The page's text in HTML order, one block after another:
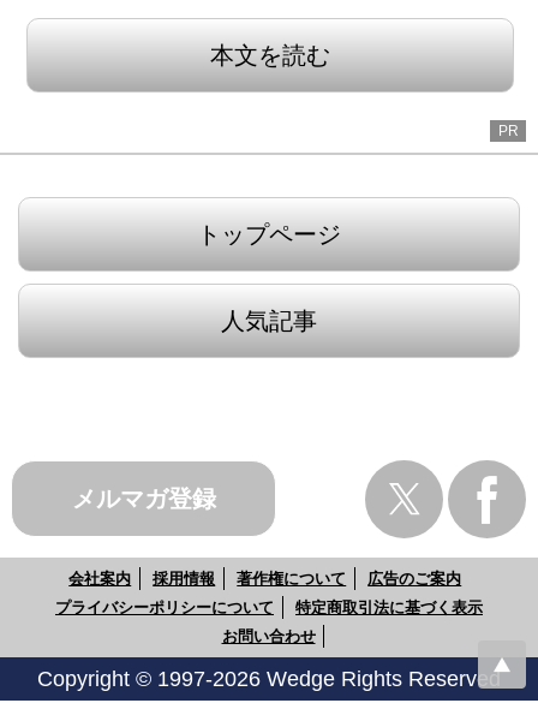
本文を読む
PR
トップページ
人気記事
メルマガ登録
会社案内 採用情報 著作権について
広告のご案内
プライバシーポリシーについて
特定商取引法に基づく表示
お問い合わせ
Copyright © 1997-2026 Wedge Rights Reserved